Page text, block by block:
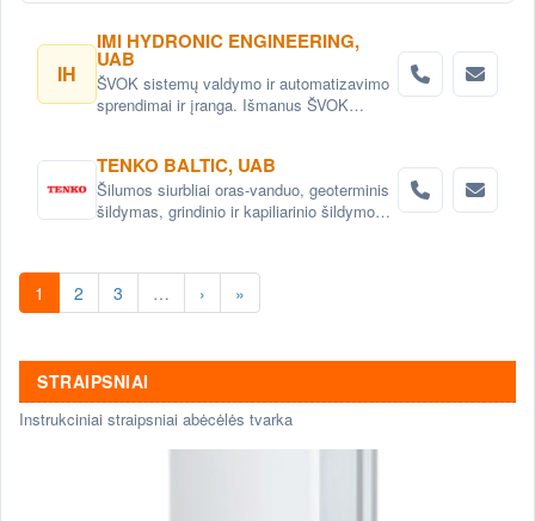
IH
IMI HYDRONIC ENGINEERING,
UAB
ŠVOK sistemų valdymo ir automatizavimo
sprendimai ir įranga. Išmanus ŠVOK
automatizavimas.
TENKO BALTIC, UAB
Šilumos siurbliai oras-vanduo, geoterminis
šildymas, grindinio ir kapiliarinio šildymo
sistemos.
1 2 3 … › »
STRAIPSNIAI
Instrukciniai straipsniai abėcėlės tvarka